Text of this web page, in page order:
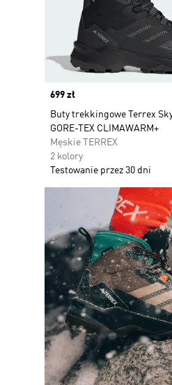
Price
699 zł
Buty trekkingowe Terrex
GORE-TEX CLIMAWARM+
Męskie TERREX
2 kolory
Testowanie przez 30 dni